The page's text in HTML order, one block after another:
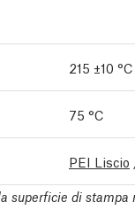
215 ±10 °C
75 °C
PEI Liscio
superficie di stampa